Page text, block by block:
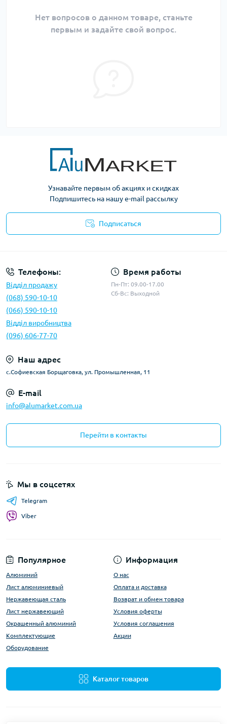
Нет вопросов о данном товаре, станьте
первым и задайте свой вопрос.
Узнавайте первым об акциях и скидках
Подпишитесь на нашу e-mail рассылку
Подписаться
Телефоны:
Відділ продажу
(068) 590-10-10
(066) 590-10-10
Відділ виробництва
(096) 606-77-70
Время работы
Пн-Пт: 09.00-17.00
Сб-Вс: Выходной
Наш адрес
с.Софиевская Борщаговка, ул. Промышленная, 11
E-mail
info@alumarket.com.ua
Перейти в контакты
Популярное
Алюминий
Лист алюминиевый
Нержавеющая сталь
Лист нержавеющий
Окрашенный алюминий
Комплектующие
Оборудование
Информация
О нас
Оплата и доставка
Возврат и обмен товара
Условия оферты
Условия соглашения
Акции
Каталог товаров
Мы в соцсетях
Telegram
Viber